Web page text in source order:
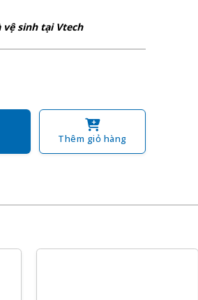
sinh tại Vtech
Thêm giỏ hàng